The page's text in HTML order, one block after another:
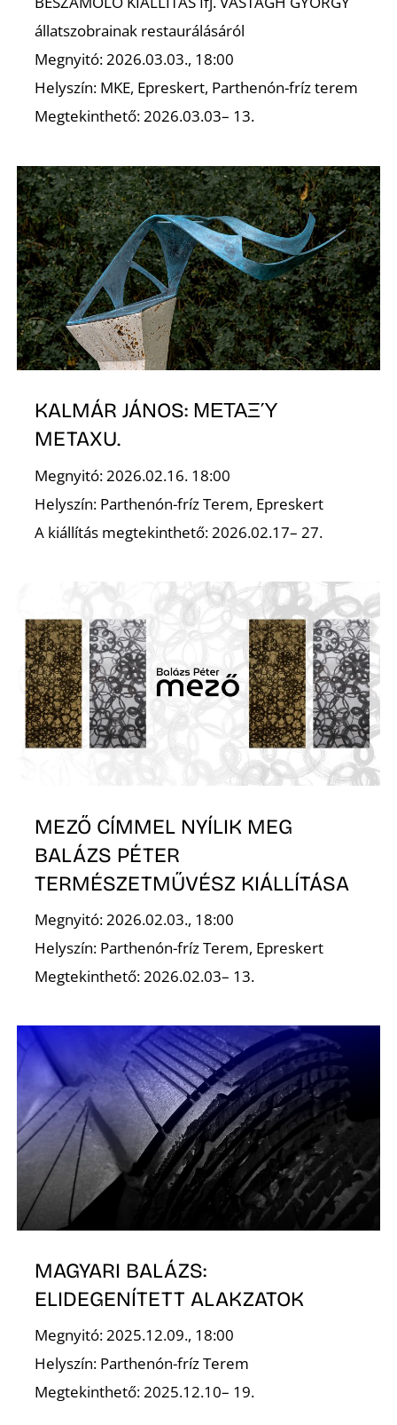
állatszobrainak restaurálásáról
Megnyitó: 2026.03.03., 18:00
Helyszín: MKE, Epreskert, Parthenón-fríz terem
Megtekinthető: 2026.03.03– 13.
KALMÁR JÁNOS: ΜΕΤΑΞΎ
METAXU.
Megnyitó: 2026.02.16. 18:00
Helyszín: Parthenón-fríz Terem, Epreskert
A kiállítás megtekinthető: 2026.02.17– 27.
MEZŐ CÍMMEL NYÍLIK MEG
BALÁZS PÉTER
TERMÉSZETMŰVÉSZ KIÁLLÍTÁSA
Megnyitó: 2026.02.03., 18:00
Helyszín: Parthenón-fríz Terem, Epreskert
Megtekinthető: 2026.02.03– 13.
MAGYARI BALÁZS:
ELIDEGENÍTETT ALAKZATOK
Megnyitó: 2025.12.09., 18:00
Helyszín: Parthenón-fríz Terem
Megtekinthető: 2025.12.10– 19.